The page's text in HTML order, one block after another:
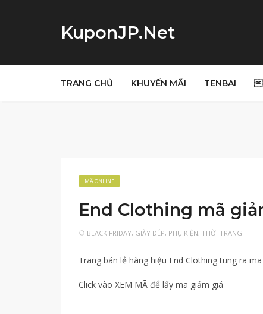
KuponJP.Net
TRANG CHỦ KHUYẾN MÃI TENBAI
MÃ ONLINE
End Clothing mã
BLACK FRIDAY, GIÀY DÉP, PHỤ KIỆN, THỜI TRANG
Trang bán lẻ hàng hiệu End Clothing tung ra
Click vào XEM MÃ để lấy mã giảm giá